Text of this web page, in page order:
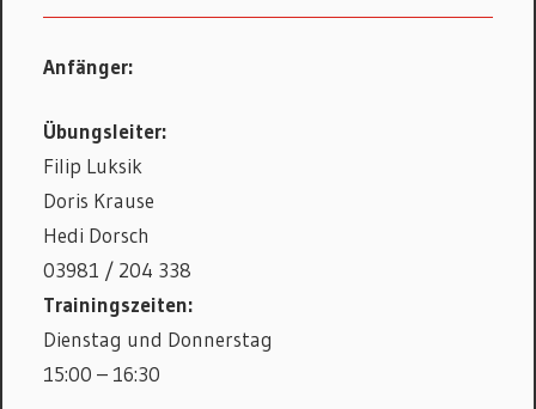
Anfänger:
Übungsleiter:
Filip Luksik
Doris Krause
Hedi Dorsch
03981 / 204 338
Trainingszeiten:
Dienstag und Donnerstag
15:00 – 16:30